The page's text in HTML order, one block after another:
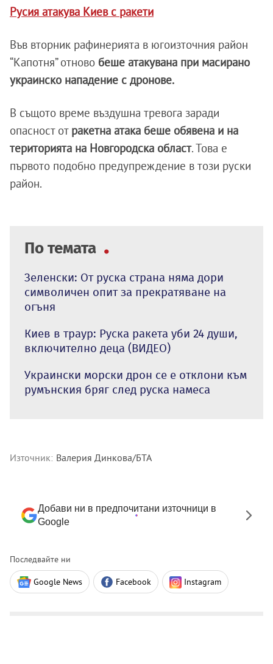
Русия атакува Киев с ракети
Във вторник рафинерията в югоизточния район
“Капотня” отново беше атакувана при масирано
украинско нападение с дронове.
В същото време въздушна тревога заради
опасност от ракетна атака беше обявена и на
територията на Новгородска област. Това е
първото подобно предупреждение в този руски
район.
По темата
Зеленски: От руска страна няма дори
символичен опит за прекратяване на
огъня
Киев в траур: Руска ракета уби 24 души,
включително деца (ВИДЕО)
Украински морски дрон се е отклони към
румънския бряг след руска намеса
Източник: Валерия Динкова/БТА
Добави ни в предпочитани източници в
Google
Последвайте ни
Google News Facebook Instagram